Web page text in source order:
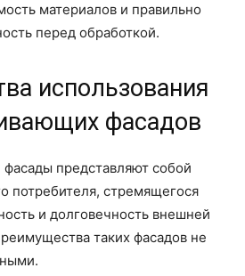
материалов и правильно
перед обработкой.
использования
фасадов
представляют собой
потребителя, стремящегося
и долговечность внешней
таких фасадов не